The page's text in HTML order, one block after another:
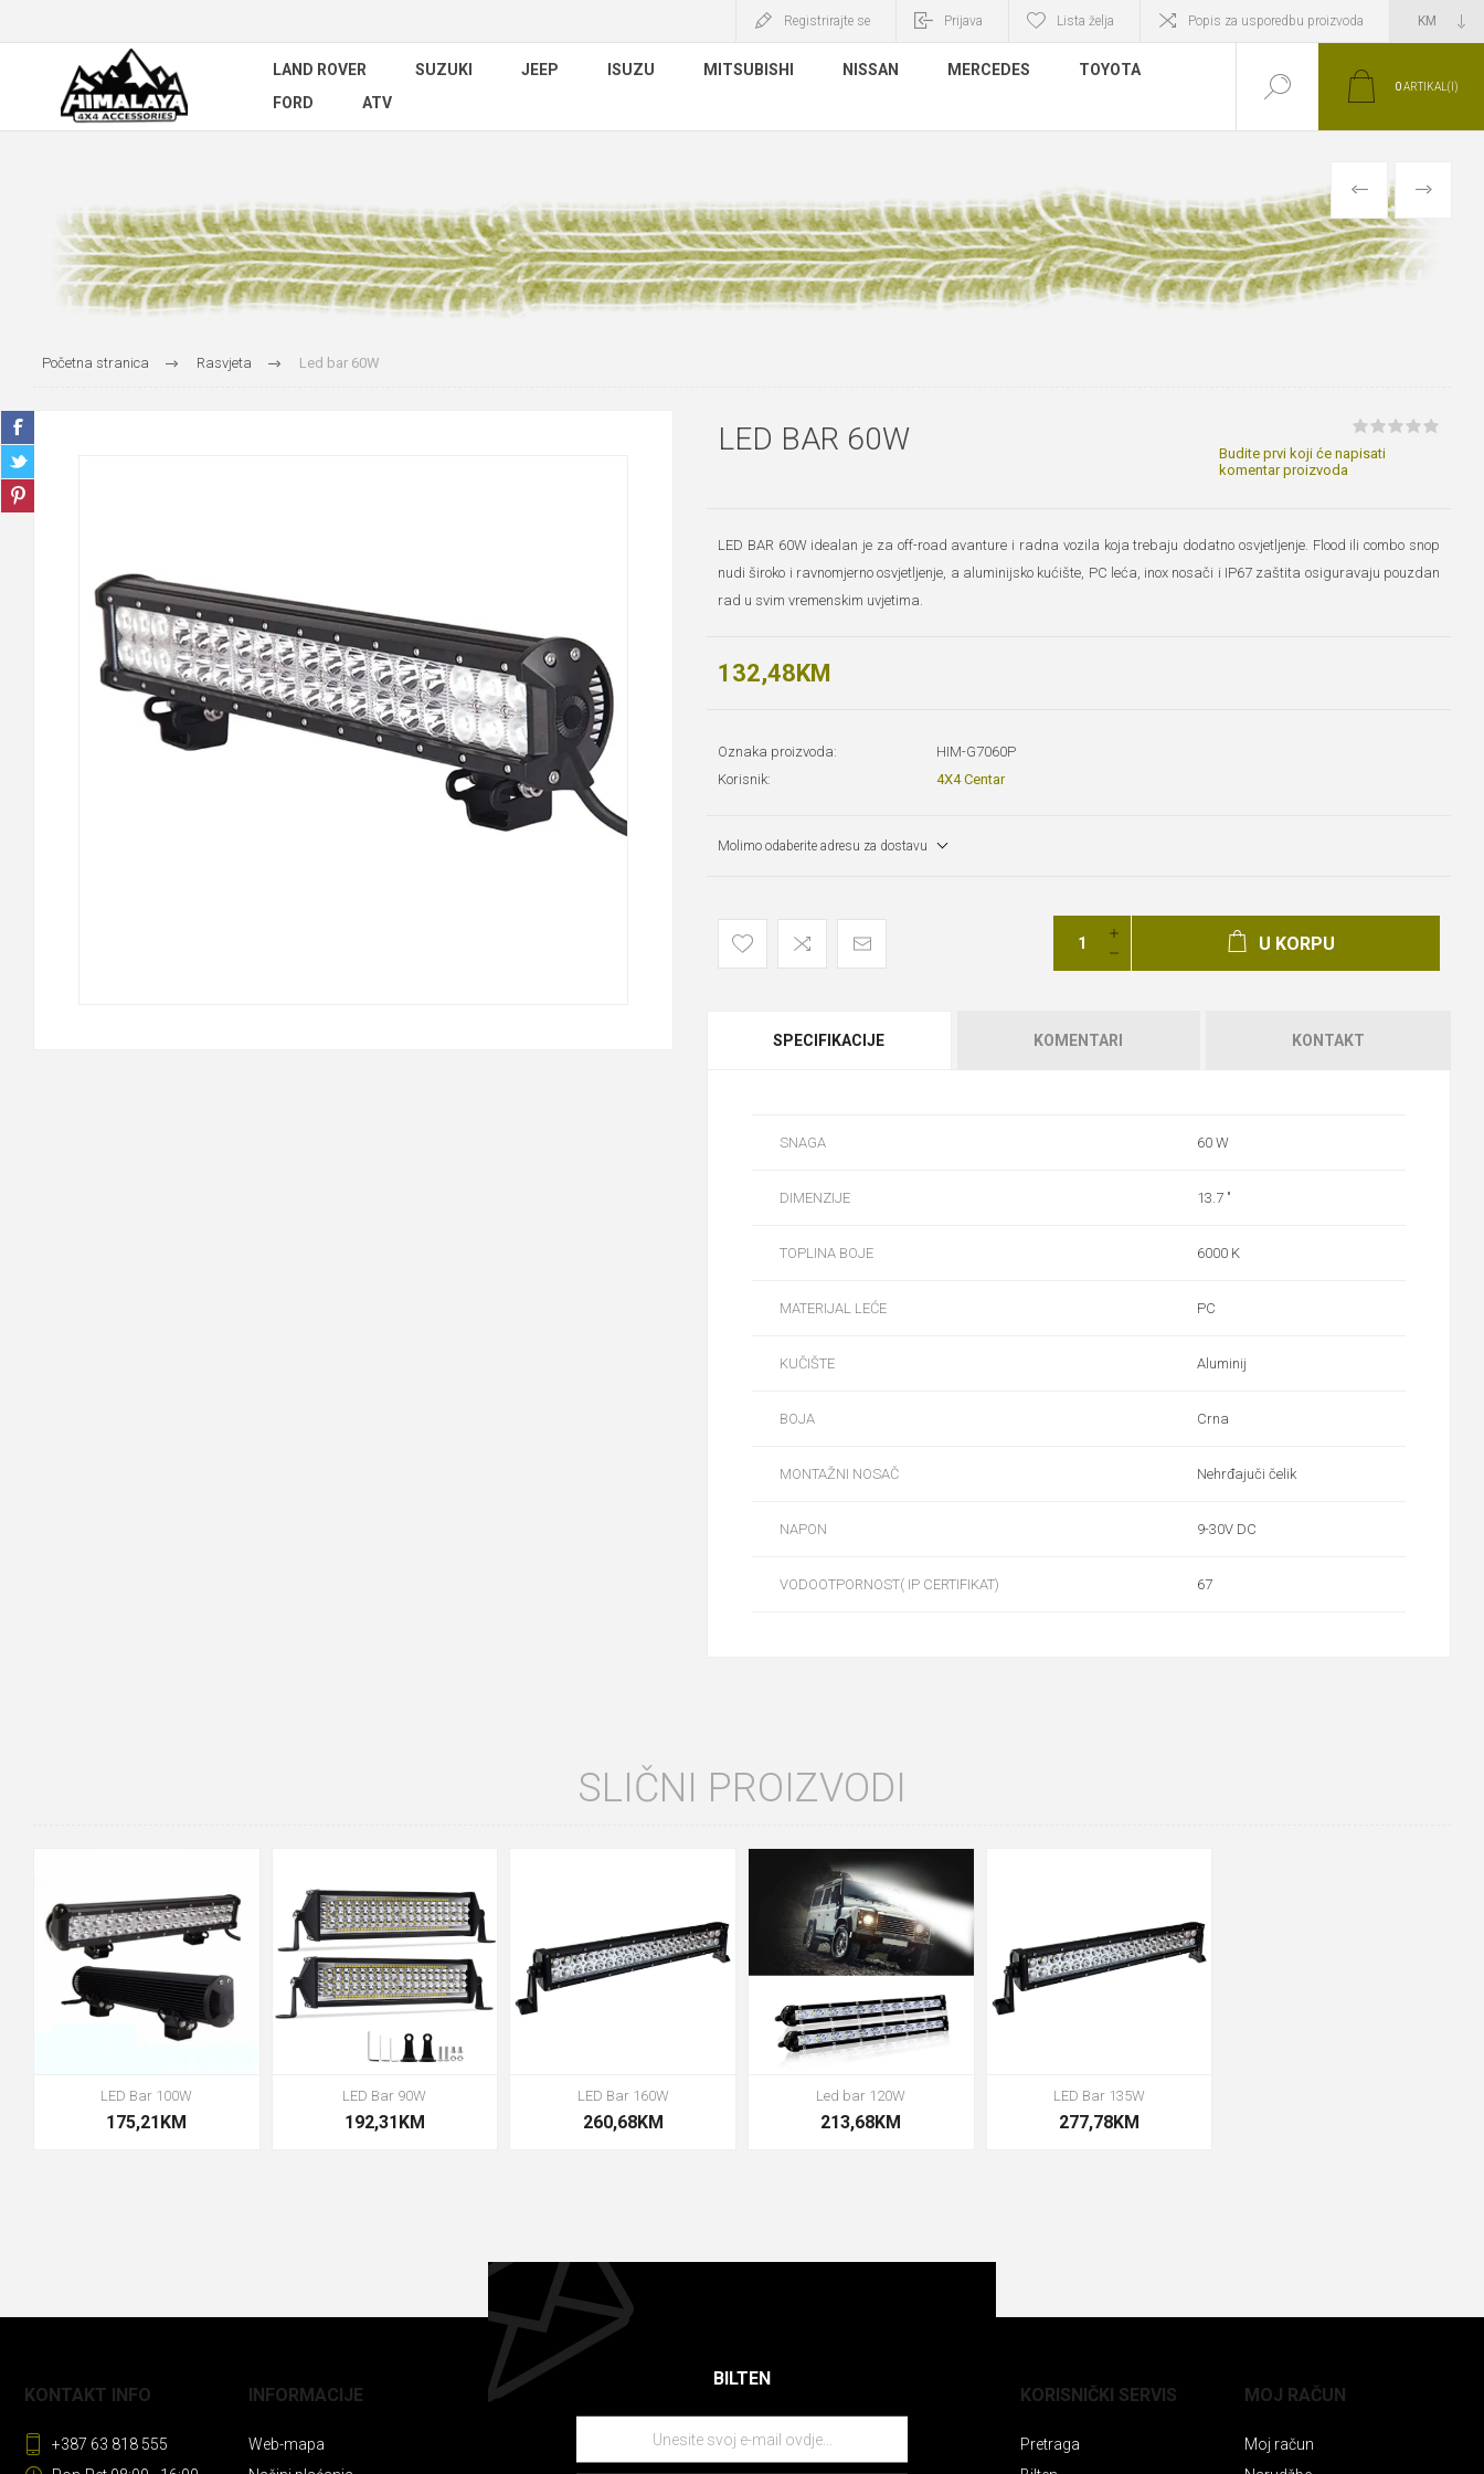
Registrirajte se Prijava Lista želja Popis za usporedbu proizvoda
LAND ROVER SUZUKI JEEP ISUZU MITSUBISHI NISSAN MERCEDES
TOYOTA
FORD
ATV
0ARTIKAL(I)
Početna stranica Rasvjeta Led bar 60W
PRETHODNI
SLIJEDEĆI
LED BAR 60W
Budite prvi koji će napisati
komentar proizvoda
LED BAR 60W idealan je za off-road avanture i radna vozila koja trebaju dodatno osvjetljenje. Flood ili combo snop
nudi široko i ravnomjerno osvjetljenje, a aluminijsko kućište, PC leća, inox nosači i IP67 zaštita osiguravaju pouzdan
rad u svim vremenskim uvjetima.
132,48KM
Oznaka proizvoda:
HIM-G7060P
Korisnik:
4X4 Centar
Molimo odaberite adresu za dostavu
U KORPU
SPECIFIKACIJE KOMENTARI KONTAKT
SNAGA 60 W
DIMENZIJE 13.7 "
TOPLINA BOJE 6000 K
MATERIJAL LEĆE PC
KUČIŠTE Aluminij
BOJA Crna
MONTAŽNI NOSAČ Nehrđajuči čelik
NAPON 9-30V DC
VODOOTPORNOST( IP CERTIFIKAT) 67
SLIČNI PROIZVODI
LED Bar 100W
175,21KM
LED Bar 90W
192,31KM
LED Bar 160W
260,68KM
Led bar 120W
213,68KM
LED Bar 135W
277,78KM
BILTEN
KONTAKT INFO
+387 63 818 555
INFORMACIJE
Web-mapa
KORISNIČKI SERVIS
Pretraga
MOJ RAČUN
Moj račun